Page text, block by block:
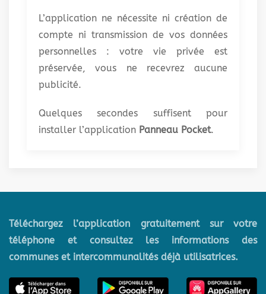
L’application ne nécessite ni création de
compte ni transmission de vos données
personnelles : votre vie privée est
préservée, vous ne recevrez aucune
publicité.
Quelques secondes suffisent pour
installer l’application Panneau Pocket.
Téléchargez l’application gratuitement sur votre
téléphone et consultez les informations des
communes et intercommunalités déjà utilisatrices.